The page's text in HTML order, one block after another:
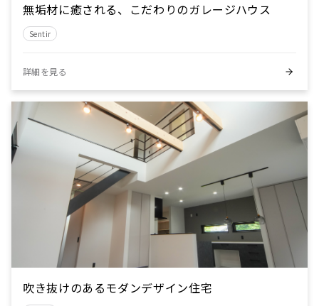
無垢材に癒される、こだわりのガレージハウス
Sentir
詳細を見る
吹き抜けのあるモダンデザイン住宅